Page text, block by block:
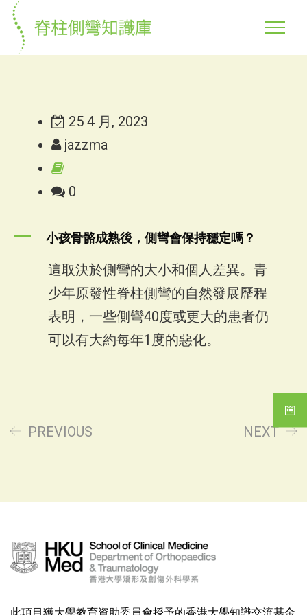
25 4 月, 2023
jazzma
0
A 小孩骨骼成熟後，側彎會保持穩定嗎？
這取決於側彎的大小和個人差異。青
少年原發性脊柱側彎的自然發展歷程
表明，一些側彎40度或更大的患者仍
可以有大約每年1度的惡化。
PREVIOUS NEXT